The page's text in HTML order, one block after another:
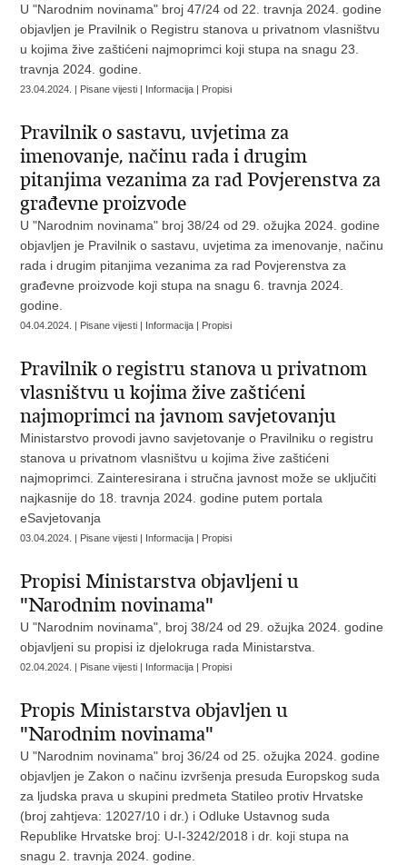
U "Narodnim novinama" broj 47/24 od 22. travnja 2024. godine
objavljen je Pravilnik o Registru stanova u privatnom vlasništvu
u kojima žive zaštićeni najmoprimci koji stupa na snagu 23.
travnja 2024. godine.
23.04.2024. | Pisane vijesti | Informacija | Propisi
Pravilnik o sastavu, uvjetima za
imenovanje, načinu rada i drugim
pitanjima vezanima za rad Povjerenstva za
građevne proizvode
U "Narodnim novinama" broj 38/24 od 29. ožujka 2024. godine
objavljen je Pravilnik o sastavu, uvjetima za imenovanje, načinu
rada i drugim pitanjima vezanima za rad Povjerenstva za
građevne proizvode koji stupa na snagu 6. travnja 2024.
godine.
04.04.2024. | Pisane vijesti | Informacija | Propisi
Pravilnik o registru stanova u privatnom
vlasništvu u kojima žive zaštićeni
najmoprimci na javnom savjetovanju
Ministarstvo provodi javno savjetovanje o Pravilniku o registru
stanova u privatnom vlasništvu u kojima žive zaštićeni
najmoprimci. Zainteresirana i stručna javnost može se uključiti
najkasnije do 18. travnja 2024. godine putem portala
eSavjetovanja
03.04.2024. | Pisane vijesti | Informacija | Propisi
Propisi Ministarstva objavljeni u
"Narodnim novinama"
U "Narodnim novinama", broj 38/24 od 29. ožujka 2024. godine
objavljeni su propisi iz djelokruga rada Ministarstva.
02.04.2024. | Pisane vijesti | Informacija | Propisi
Propis Ministarstva objavljen u
"Narodnim novinama"
U "Narodnim novinama" broj 36/24 od 25. ožujka 2024. godine
objavljen je Zakon o načinu izvršenja presuda Europskog suda
za ljudska prava u skupini predmeta Statileo protiv Hrvatske
(broj zahtjeva: 12027/10 i dr.) i Odluke Ustavnog suda
Republike Hrvatske broj: U-I-3242/2018 i dr. koji stupa na
snagu 2. travnja 2024. godine.